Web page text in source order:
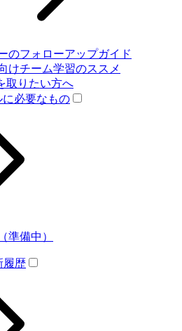
のフォローアップガイド
けチーム学習のススメ
取りたい方へ
必要なもの
準備中）
履歴